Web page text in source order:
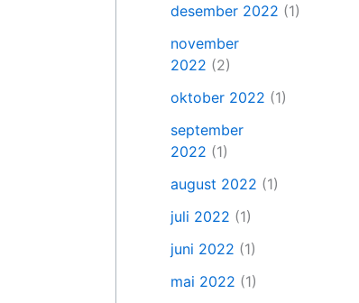
desember 2022 (1)
november
2022 (2)
oktober 2022 (1)
september
2022 (1)
august 2022 (1)
juli 2022 (1)
juni 2022 (1)
mai 2022 (1)